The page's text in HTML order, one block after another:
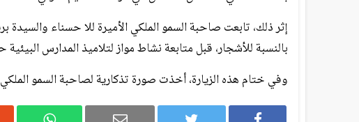
إثر ذلك، تابعت صاحبة السمو الملكي الأميرة للا حسناء
بالنسبة للأشجار، قبل متابعة نشاط مواز لتلاميذ المدارس
وفي ختام هذه الزيارة، أخذت صورة تذكارية لصاحبة السمو